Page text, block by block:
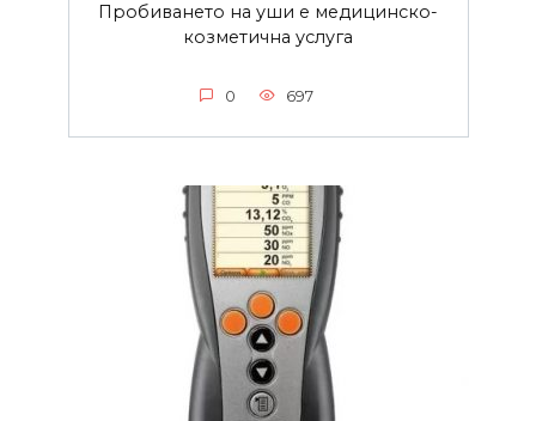
Пробиването на уши е медицинско-
козметична услуга
0 697